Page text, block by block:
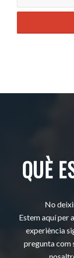
QUÈ
No
Estem aquí per
experiència
pregunta com